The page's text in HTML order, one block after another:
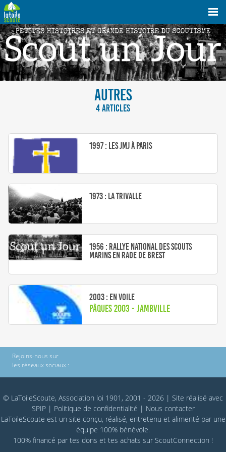
AUTRES
4 ARTICLES
1997 : les JMJ à Paris
1973 : la Trivalle
1956 : Rallye national des Scouts
Marins en rade de Brest
2003 : En voile
Pâques 2003 - Jambville
Rejoins-nous sur
les réseaux sociaux :
© LaToileScoute, Association loi 1901, 2001 - 2026 | Site réalisé avec
SPIP| Politique de confidentialité | Nous contacter
LaToileScoute est un site conçu, réalisé, entretenu et alimenté par une
équipe 100% bénévole.
100% financé par tes dons et tes achats sur ScoutConnection !